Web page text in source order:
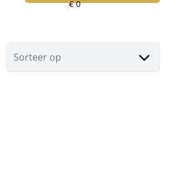
Sorteer op